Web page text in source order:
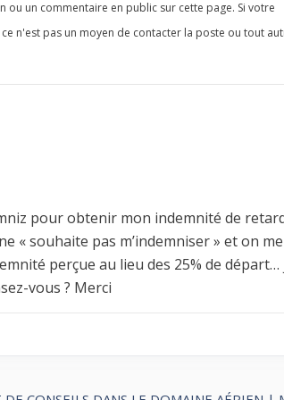
un commentaire en public sur cette page. Si votre
n'est pas un moyen de contacter la poste ou tout
pour obtenir mon indemnité de
« souhaite pas m’indemniser » et on me
perçue au lieu des 25% de départ…
vous ? Merci